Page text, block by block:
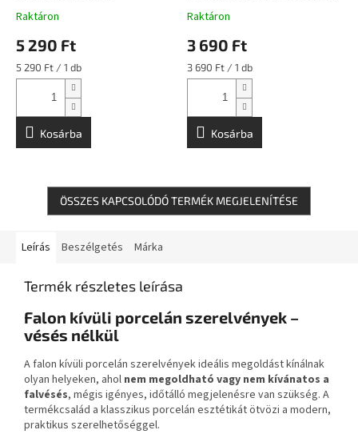
Szerelvényhez |
Raktáron
5 290 Ft
Egységár:
5 290 Ft / 1 db
Kosárba
| Ceramicon
Raktáron
3 690 Ft
Egységár:
3 690 Ft / 1 db
Kosárba
ÖSSZES KAPCSOLÓDÓ TERMÉK MEGJELENÍTÉSE
Leírás Beszélgetés Márka
Termék részletes leírása
Falon kívüli porcelán szerelvények –
vésés nélkül
A falon kívüli porcelán szerelvények ideális megoldást kínálnak
olyan helyeken, ahol nem megoldható vagy nem kívánatos a
falvésés, mégis igényes, időtálló megjelenésre van szükség. A
termékcsalád a klasszikus porcelán esztétikát ötvözi a modern,
praktikus szerelhetőséggel.